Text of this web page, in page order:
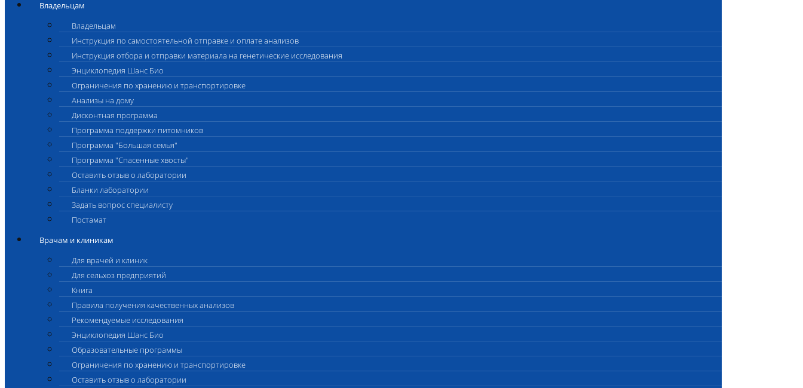
Владельцам
Владельцам
Инструкция по самостоятельной отправке и оплате анализов
Инструкция отбора и отправки материала на генетические исследования
Энциклопедия Шанс Био
Ограничения по хранению и транспортировке
Анализы на дому
Дисконтная программа
Программа поддержки питомников
Программа "Большая семья"
Программа "Спасенные хвосты"
Оставить отзыв о лаборатории
Бланки лаборатории
Задать вопрос специалисту
Постамат
Врачам и клиникам
Для врачей и клиник
Для сельхоз предприятий
Книга
Правила получения качественных анализов
Рекомендуемые исследования
Энциклопедия Шанс Био
Образовательные программы
Ограничения по хранению и транспортировке
Оставить отзыв о лаборатории